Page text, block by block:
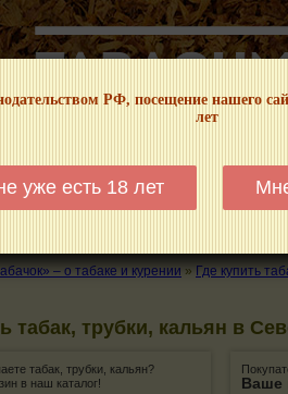
РФ, посещение нашего
лет
уже есть 18 лет
МЫ НЕ ЗАНИМАЕМСЯ
ТРУБКИ ГДЕ КУПИТЬ ГДЕ
– о табаке и курении » Где купить
табак, трубки, кальян в
табак, трубки, кальян?
в наш каталог!
Ваше